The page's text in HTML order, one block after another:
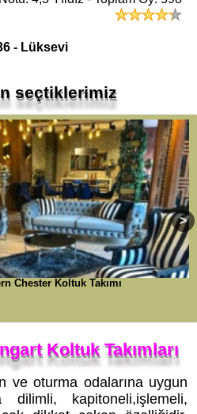
Chester Koltuk Takımı
ve oturma odalarına uygun
dilimli, kapitoneli,işlemeli,
dikkat çeken özelliğidir.